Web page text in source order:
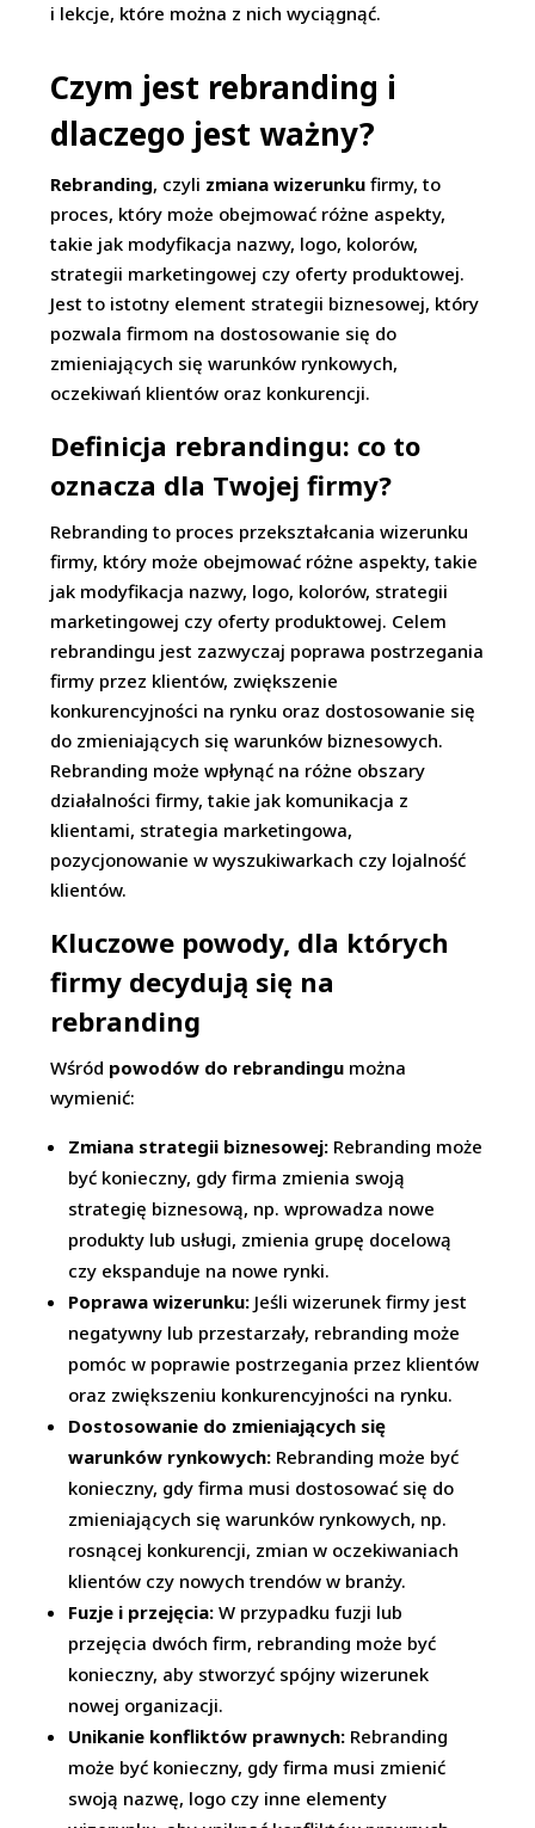
i lekcje, które można z nich wyciągnąć.
Czym jest rebranding i
dlaczego jest ważny?
Rebranding, czyli zmiana wizerunku firmy, to
proces, który może obejmować różne aspekty,
takie jak modyfikacja nazwy, logo, kolorów,
strategii marketingowej czy oferty produktowej.
Jest to istotny element strategii biznesowej, który
pozwala firmom na dostosowanie się do
zmieniających się warunków rynkowych,
oczekiwań klientów oraz konkurencji.
Definicja rebrandingu: co to
oznacza dla Twojej firmy?
Rebranding to proces przekształcania wizerunku
firmy, który może obejmować różne aspekty, takie
jak modyfikacja nazwy, logo, kolorów, strategii
marketingowej czy oferty produktowej. Celem
rebrandingu jest zazwyczaj poprawa postrzegania
firmy przez klientów, zwiększenie
konkurencyjności na rynku oraz dostosowanie się
do zmieniających się warunków biznesowych.
Rebranding może wpłynąć na różne obszary
działalności firmy, takie jak komunikacja z
klientami, strategia marketingowa,
pozycjonowanie w wyszukiwarkach czy lojalność
klientów.
Kluczowe powody, dla których
firmy decydują się na
rebranding
Wśród powodów do rebrandingu można
wymienić:
Zmiana strategii biznesowej: Rebranding może
być konieczny, gdy firma zmienia swoją
strategię biznesową, np. wprowadza nowe
produkty lub usługi, zmienia grupę docelową
czy ekspanduje na nowe rynki.
Poprawa wizerunku: Jeśli wizerunek firmy jest
negatywny lub przestarzały, rebranding może
pomóc w poprawie postrzegania przez klientów
oraz zwiększeniu konkurencyjności na rynku.
Dostosowanie do zmieniających się
warunków rynkowych: Rebranding może być
konieczny, gdy firma musi dostosować się do
zmieniających się warunków rynkowych, np.
rosnącej konkurencji, zmian w oczekiwaniach
klientów czy nowych trendów w branży.
Fuzje i przejęcia: W przypadku fuzji lub
przejęcia dwóch firm, rebranding może być
konieczny, aby stworzyć spójny wizerunek
nowej organizacji.
Unikanie konfliktów prawnych: Rebranding
może być konieczny, gdy firma musi zmienić
swoją nazwę, logo czy inne elementy